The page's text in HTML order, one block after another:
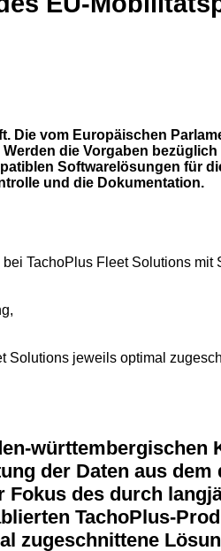
Die vom Europäischen
die Vorgaben
Softwarelösungen für
und die Dokumentation.
TachoPlus Fleet Solutions mit
Solutions jeweils optimal
der Daten aus
des durch
TachoPlus-
zugeschnittene